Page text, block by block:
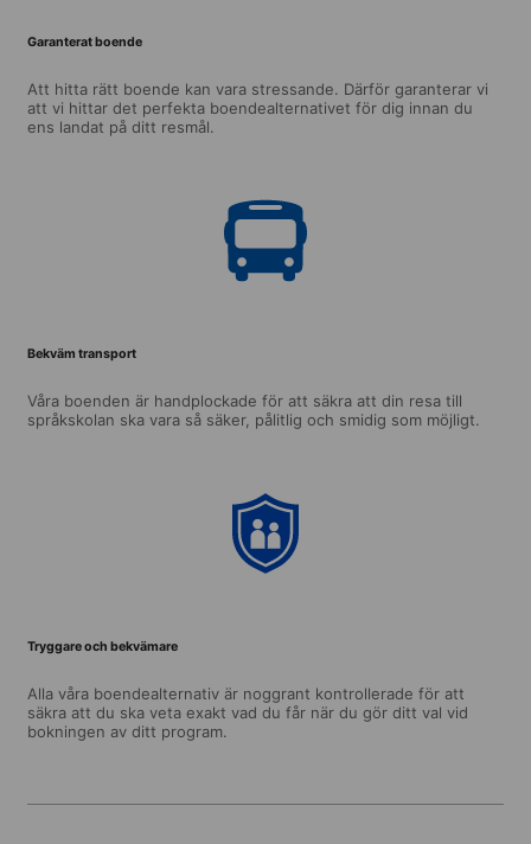
Garanterat boende
Att hitta rätt boende kan vara stressande. Därför garanterar vi
att vi hittar det perfekta boendealternativet för dig innan du
ens landat på ditt resmål.
Bekväm transport
Våra boenden är handplockade för att säkra att din resa till
språkskolan ska vara så säker, pålitlig och smidig som möjligt.
Tryggare och bekvämare
Alla våra boendealternativ är noggrant kontrollerade för att
säkra att du ska veta exakt vad du får när du gör ditt val vid
bokningen av ditt program.